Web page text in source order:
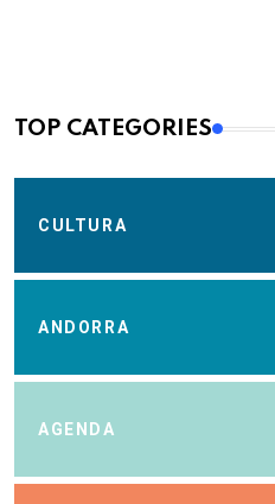
TOP CATEGORIES
CULTURA
ANDORRA
AGENDA